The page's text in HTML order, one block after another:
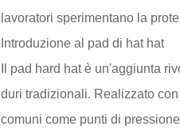
lavoratori sperimentano la
Introduzione al pad di hat hat
Il pad hard hat è un'aggiunta
duri tradizionali. Realizzato
comuni come punti di